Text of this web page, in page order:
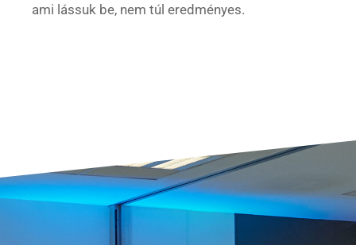
ami lássuk be, nem túl eredményes.